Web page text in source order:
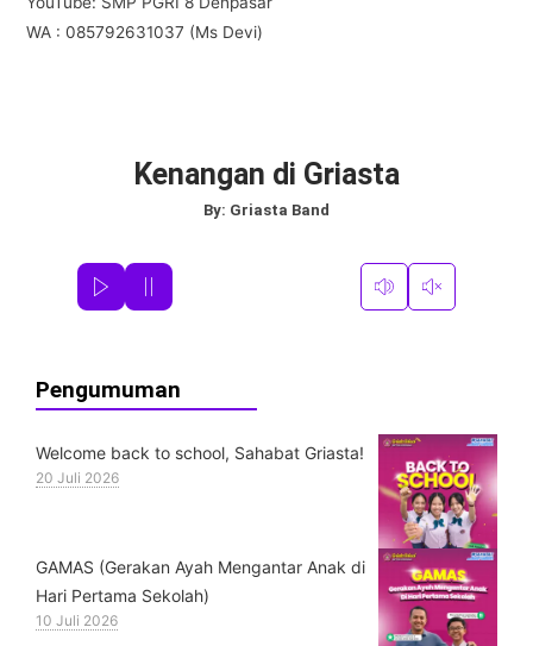
WA : 085792631037 (Ms Devi)
Kenangan di Griasta
By: Griasta Band
Pengumuman
Welcome back to school, Sahabat Griasta!
20 Juli 2026
GAMAS (Gerakan Ayah Mengantar Anak di
Hari Pertama Sekolah)
10 Juli 2026